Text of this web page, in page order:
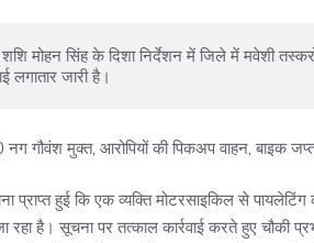
लगातार जारी है।
नग गौवंश मुक्त, आरोपियों की पिकअप वाहन, बाइक
प्राप्त हुई कि एक व्यक्ति मोटरसाइकिल से
है। सूचना पर तत्काल कार्रवाई करते हुए चौकी